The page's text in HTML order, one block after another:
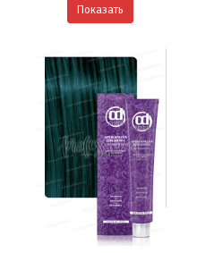
Показать